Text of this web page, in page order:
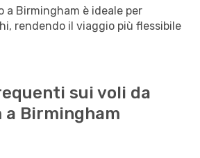
a Birmingham è ideale per
rendendo il viaggio più flessibile
sui voli da
Birmingham